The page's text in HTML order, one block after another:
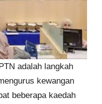
adalah langkah
kewangan
beberapa kaedah